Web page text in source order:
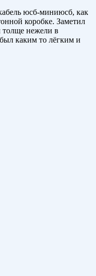
юсб-миниюсб, как
коробке. Заметил
толще нежели в
каким то лёгким и